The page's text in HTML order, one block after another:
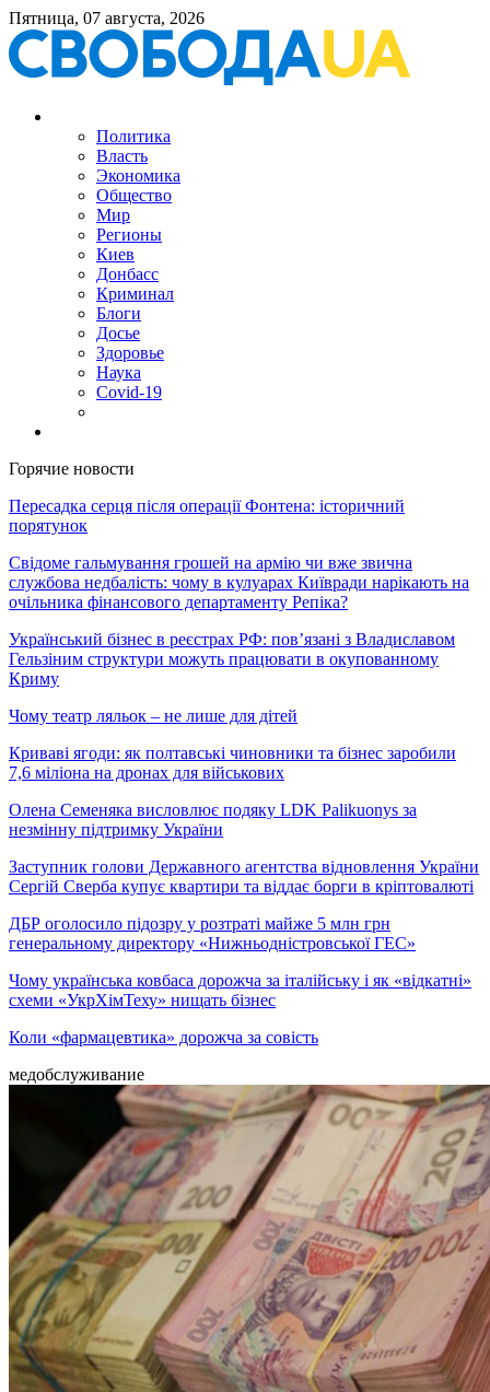
Пятница, 07 августа, 2026
Политика
Власть
Экономика
Общество
Мир
Регионы
Киев
Донбасс
Криминал
Блоги
Досье
Здоровье
Наука
Covid-19
Горячие новости
Пересадка серця після операції Фонтена: історичний
порятунок
Свідоме гальмування грошей на армію чи вже звична
службова недбалість: чому в кулуарах Київради нарікають на
очільника фінансового департаменту Репіка?
Український бізнес в реєстрах РФ: пов’язані з Владиславом
Гельзіним структури можуть працювати в окупованному
Криму
Чому театр ляльок – не лише для дітей
Криваві ягоди: як полтавські чиновники та бізнес заробили
7,6 міліона на дронах для військових
Олена Семеняка висловлює подяку LDK Palikuonys за
незмінну підтримку України
Заступник голови Державного агентства відновлення України
Сергій Сверба купує квартири та віддає борги в кріптовалюті
ДБР оголосило підозру у розтраті майже 5 млн грн
генеральному директору «Нижньодністровської ГЕС»
Чому українська ковбаса дорожча за італійську і як «відкатні»
схеми «УкрХімТеху» нищать бізнес
Коли «фармацевтика» дорожча за совість
медобслуживание